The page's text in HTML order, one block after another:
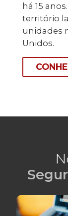
há 15
território
unidades
Unidos.